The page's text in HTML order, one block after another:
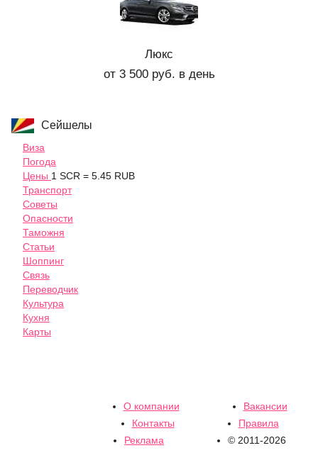
Люкс
от 3 500 руб. в день
Сейшелы
Виза
Погода
Цены 1 SCR = 5.45 RUB
Транспорт
Советы
Опасности
Таможня
Статьи
Шоппинг
Связь
Переводчик
Культура
Кухня
Карты
О компании
Вакансии
Контакты
Правила
Реклама
© 2011-2026